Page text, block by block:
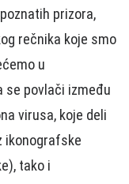
prizora,
rečnika koje smo
u
se povlači između
virusa, koje deli
ikonografske
tako i